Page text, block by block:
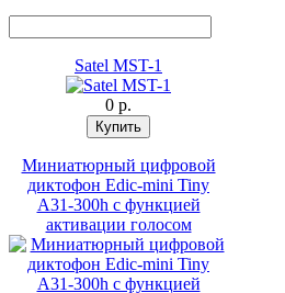
Satel MST-1
0 p.
Миниатюрный цифровой
диктофон Edic-mini Tiny
A31-300h с функцией
активации голосом